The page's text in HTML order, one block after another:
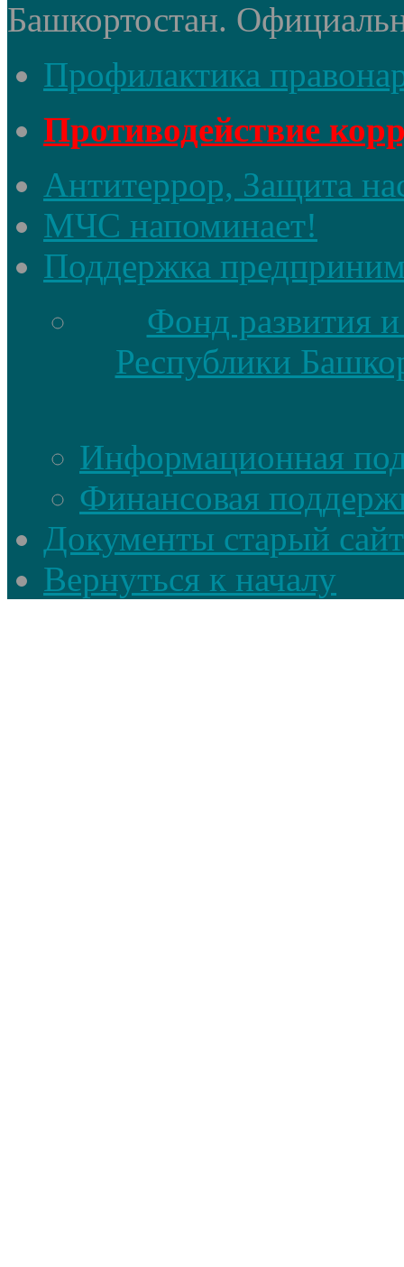
Башкортостан.
Профилактика
Противодействие
Антитеррор, Защита
МЧС напоминает!
Поддержка
Фонд развития
Республики
Информационная
Финансовая
Документы старый сайт
Вернуться к началу